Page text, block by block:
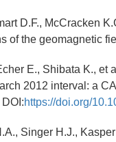
D.F., McCracken
of the geomagnetic
E., Shibata K.,
2012 interval: a
https://doi.org/
Singer H.J.,